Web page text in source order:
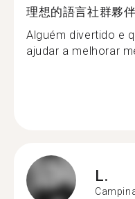
理想的語言社群夥伴
Alguém divertido e
ajudar a melhorar
L.